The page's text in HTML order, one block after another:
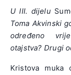
U III. dijelu
Toma Akvinski
određeno
otajstva? Drugi
Kristova